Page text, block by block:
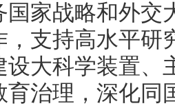
国家战略和外交
，支持高水平研
设大科学装置、
育治理，深化同